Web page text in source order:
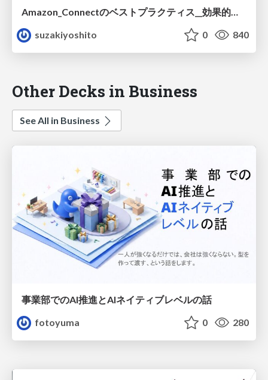
Amazon_Connectのベストプラクティス__効果的な設計と運用の秘訣_20240730_.pdf
suzakiyoshito
0 840
Other Decks in Business
See All in Business
事業部でのAI推進とAIネイティブレベルの話
fotoyuma
0 280